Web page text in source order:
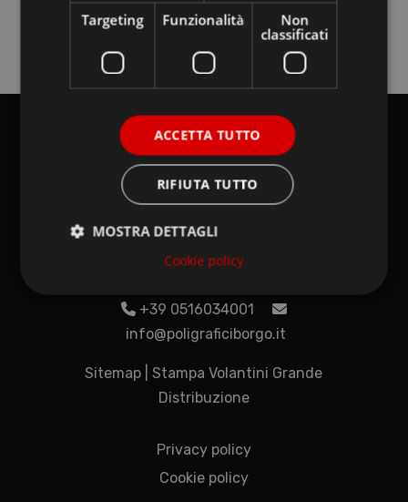
Nessun commento da mostrare.
POLIGRAFICI IL
BORGO
Via del Litografo 6 – Ingresso merci
Via dell’Industria 51 – Ingresso uffici
+39 0516034001
info@poligraficiborgo.it
Sitemap |Stampa Volantini Grande
Distribuzione
Privacy policy
Cookie policy
Targeting Funzionalità
Non
classificati
ACCETTA TUTTO
RIFIUTA TUTTO
MOSTRA DETTAGLI
Cookie policy